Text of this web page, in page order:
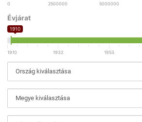
0 2500000 5000000
Évjárat
1910
1910 1932 1953